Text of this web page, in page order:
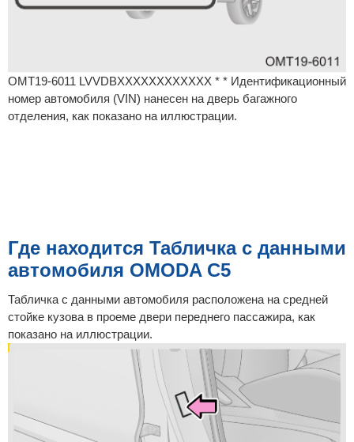
OMT19-6011 LVVDBXXXXXXXXXXXX * * Идентификационный
номер автомобиля (VIN) нанесен на дверь багажного
отделения, как показано на иллюстрации.
Где находится Табличка с данными
автомобиля OMODA C5
Табличка с данными автомобиля расположена на средней
стойке кузова в проеме двери переднего пассажира, как
показано на иллюстрации.